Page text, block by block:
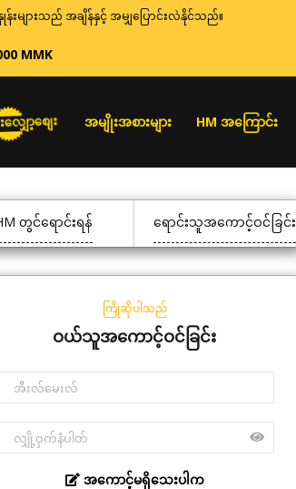
များသည် အချိန်နှင့် အမျှပြောင်းလဲနိုင်သည်။
MMK
ော့စျေး အမျိုးအစားများ HM အကြောင်း
တွင်ရောင်းရန် ရောင်းသူအကောင့်ဝင်ခြင်း
ကြိုဆိုပါသည်
ဝယ်သူအကောင့်ဝင်ခြင်း
အကောင့်မရှိသေးပါက